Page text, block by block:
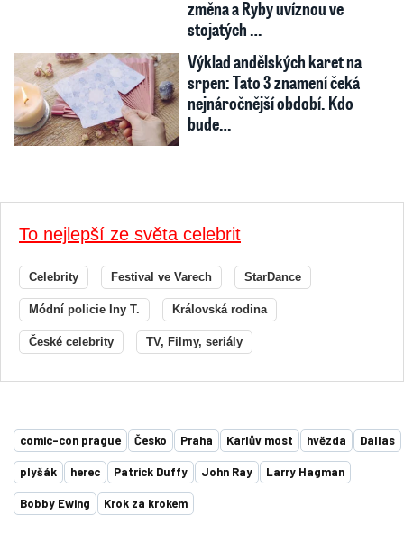
změna a Ryby uvíznou ve
stojatých …
Výklad andělských karet na
srpen: Tato 3 znamení čeká
nejnáročnější období. Kdo
bude…
To nejlepší ze světa celebrit
Celebrity Festival ve Varech StarDance
Módní policie Iny T. Královská rodina
České celebrity TV, Filmy, seriály
comic-con prague Česko Praha Karlův most hvězda Dallas
plyšák herec Patrick Duffy John Ray Larry Hagman
Bobby Ewing Krok za krokem